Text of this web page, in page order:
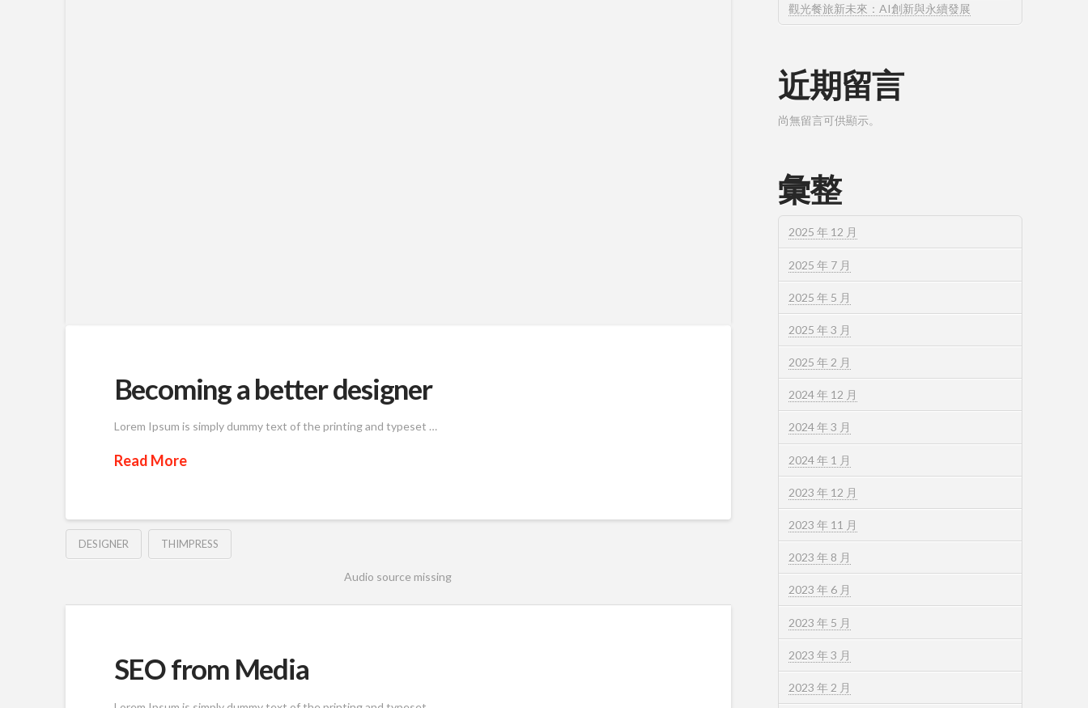
Becoming a better designer
Lorem Ipsum is simply dummy text of the printing and typeset …
Read More
DESIGNER THIMPRESS
Audio source missing
SEO from Media
觀光餐旅新未來：AI創新與永續發展
近期留言
尚無留言可供顯示。
彙整
2025 年 12 月
2025 年 7 月
2025 年 5 月
2025 年 3 月
2025 年 2 月
2024 年 12 月
2024 年 3 月
2024 年 1 月
2023 年 12 月
2023 年 11 月
2023 年 8 月
2023 年 6 月
2023 年 5 月
2023 年 3 月
2023 年 2 月